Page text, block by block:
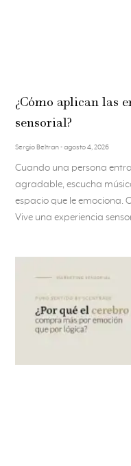
¿Cómo aplican las
sensorial?
Sergio Beltran agosto 4, 2026
Cuando una persona
agradable, escucha
espacio que le emociona.
Vive una experiencia